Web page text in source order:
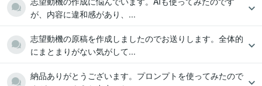
が、内容に違和感があり、...
志望動機の原稿を作成しましたのでお送りします。全体的
にまとまりがない気がして...
納品ありがとうございます。プロンプトを使ってみたので